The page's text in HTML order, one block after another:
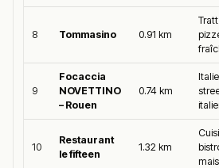
8 Tommasino 0.91 km
9
Focaccia
NOVETTINO
– Rouen
0.74 km
10
Restaurant
le fifteen
1.32 km